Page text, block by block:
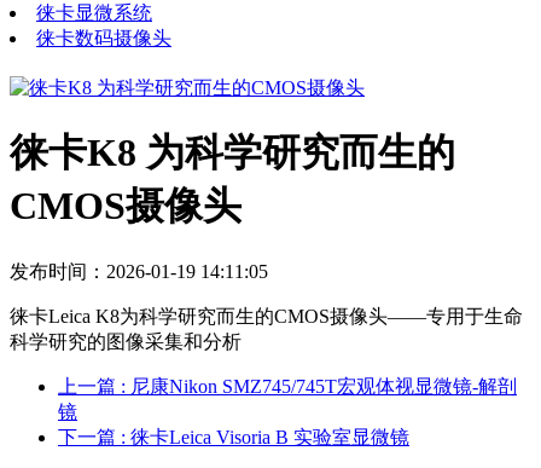
徕卡显微系统
徕卡数码摄像头
徕卡K8 为科学研究而生的
CMOS摄像头
发布时间：2026-01-19 14:11:05
徕卡Leica K8为科学研究而生的CMOS摄像头——专用于生命
科学研究的图像采集和分析
上一篇 : 尼康Nikon SMZ745/745T宏观体视显微镜-解剖
镜
下一篇 : 徕卡Leica Visoria B 实验室显微镜